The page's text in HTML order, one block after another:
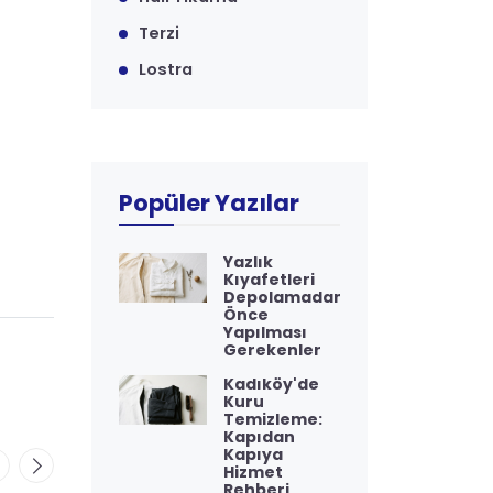
Terzi
Lostra
Popüler Yazılar
Yazlık
Kıyafetleri
Depolamadan
Önce
Yapılması
Gerekenler
Kadıköy'de
Kuru
Temizleme:
Kapıdan
Kapıya
Hizmet